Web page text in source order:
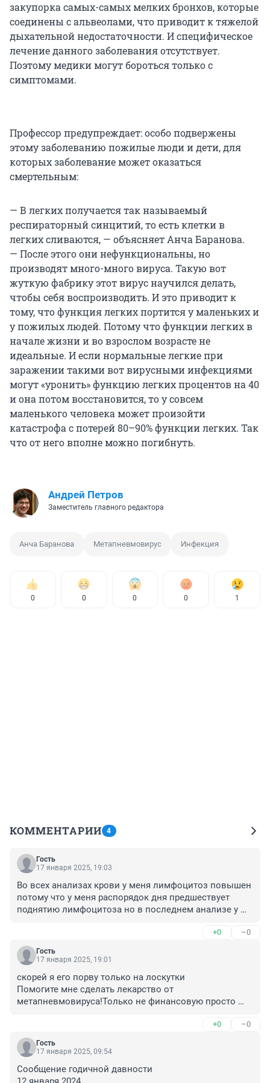
закупорка самых-самых мелких бронхов, которые
соединены с альвеолами, что приводит к тяжелой
дыхательной недостаточности. И специфическое
лечение данного заболевания отсутствует.
Поэтому медики могут бороться только с
симптомами.
Профессор предупреждает: особо подвержены
этому заболеванию пожилые люди и дети, для
которых заболевание может оказаться
смертельным:
— В легких получается так называемый
респираторный синцитий, то есть клетки в
легких сливаются, — объясняет Анча Баранова.
— После этого они нефункциональны, но
производят много-много вируса. Такую вот
жуткую фабрику этот вирус научился делать,
чтобы себя воспроизводить. И это приводит к
тому, что функция легких портится у маленьких и
у пожилых людей. Потому что функции легких в
начале жизни и во взрослом возрасте не
идеальные. И если нормальные легкие при
заражении такими вот вирусными инфекциями
могут «уронить» функцию легких процентов на 40
и она потом восстановится, то у совсем
маленького человека может произойти
катастрофа с потерей 80–90% функции легких. Так
что от него вполне можно погибнуть.
Андрей Петров
Заместитель главного редактора
Анча Баранова Метапневмовирус Инфекция
0 0 0 0 1
КОММЕНТАРИИ 4
Гость
17 января 2025, 19:03
Во всех анализах крови у меня лимфоцитоз повышен
потому что у меня распорядок дня предшествует
поднятию лимфоцитоза но в последнем анализе у
продукты для повышения иммунитета Другой врач
после просмотра этой же иммунограммы запретил
мне вакцинироватся
Я зря вакцинировался Первую вакцину мой
сильнейший т-клеточный иммунитет удалил из
организма после вакцинации спутникрм V через
мл,второй раз вакцинировался потому что без
справки о вакцинации не куда не пускали а третью
вакцинацию прошёл чтобы угодить маме. И всё
напрасно через 1,5 года после третьей
перевакцинации анализ на антитела показал 240,0
+0 –0
Гость
17 января 2025, 19:01
скорей я его порву только на лоскутки
Помогите мне сделать лекарство от
метапневмовируса!Только не финансовую просто
У меня сильнейший т-клеточный иммунитет
доказанный: 7 иммунограммами.
Как я добился такого иммунитета. Ем 5 раз в день
+0 –0
Гость
17 января 2025, 09:54
Сообщение годичной давности